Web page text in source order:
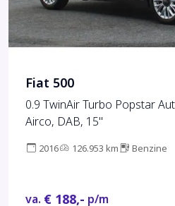
Fiat 500
0.9 TwinAir Turbo Popstar
Airco, DAB, 15"
2016 126.953 km Benzine
va. € 188,- p/m